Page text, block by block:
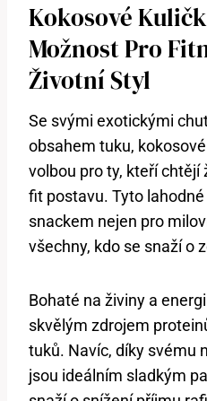
Kokosové
Možnost Pro
Životní Styl
Se svými exotickými
obsahem tuku,
volbou pro ty, kteří chtějí
fit postavu. Tyto
snackem nejen pro
všechny, kdo se snaží o
Bohaté na živiny a
skvělým zdrojem
tuků. Navíc, díky svému
jsou ideálním sladkým